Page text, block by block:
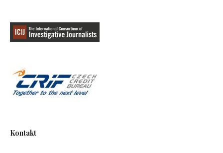
Kontakt